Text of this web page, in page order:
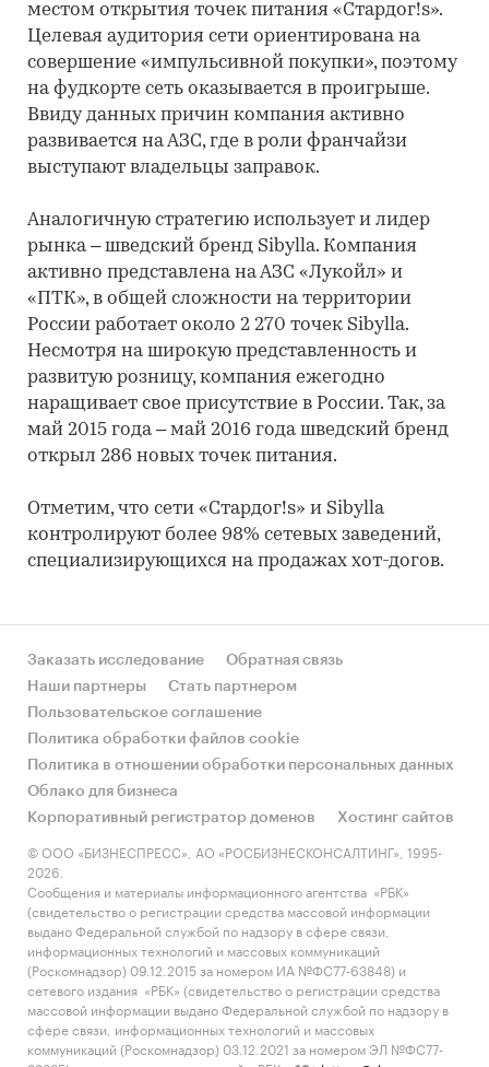
местом открытия точек питания «Стардог!s».
Целевая аудитория сети ориентирована на
совершение «импульсивной покупки», поэтому
на фудкорте сеть оказывается в проигрыше.
Ввиду данных причин компания активно
развивается на АЗС, где в роли франчайзи
выступают владельцы заправок.
Аналогичную стратегию использует и лидер
рынка – шведский бренд Sibylla. Компания
активно представлена на АЗС «Лукойл» и
«ПТК», в общей сложности на территории
России работает около 2 270 точек Sibylla.
Несмотря на широкую представленность и
развитую розницу, компания ежегодно
наращивает свое присутствие в России. Так, за
май 2015 года – май 2016 года шведский бренд
открыл 286 новых точек питания.
Отметим, что сети «Стардог!s» и Sibylla
контролируют более 98% сетевых заведений,
специализирующихся на продажах хот-догов.
Заказать исследование
Обратная связь
Наши партнеры
Стать партнером
Пользовательское соглашение
Политика обработки файлов cookie
Политика в отношении обработки персональных данных
Облако для бизнеса
Корпоративный регистратор доменов
Хостинг сайтов
© ООО «БИЗНЕСПРЕСС», АО «РОСБИЗНЕСКОНСАЛТИНГ», 1995-
2026.
Сообщения и материалы информационного агентства «РБК»
(свидетельство о регистрации средства массовой информации
выдано Федеральной службой по надзору в сфере связи,
информационных технологий и массовых коммуникаций
(Роскомнадзор) 09.12.2015 за номером ИА №ФС77-63848) и
сетевого издания «РБК» (свидетельство о регистрации средства
массовой информации выдано Федеральной службой по надзору в
сфере связи, информационных технологий и массовых
коммуникаций (Роскомнадзор) 03.12.2021 за номером ЭЛ №ФС77-